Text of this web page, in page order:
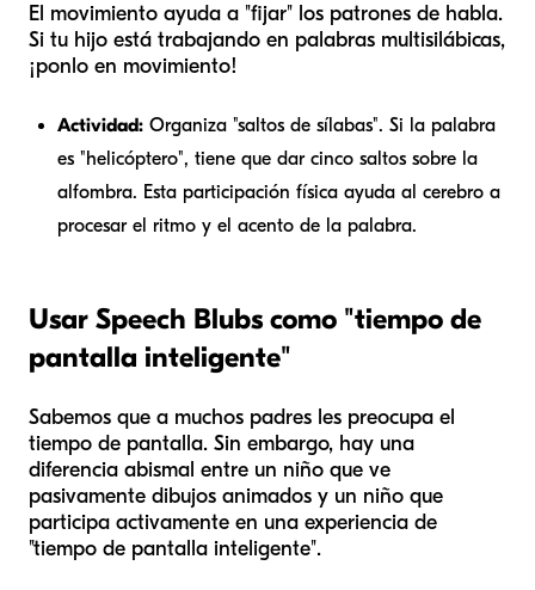
El movimiento ayuda a "fijar" los patrones de habla.
Si tu hijo está trabajando en palabras multisilábicas,
¡ponlo en movimiento!
Actividad: Organiza "saltos de sílabas". Si la palabra
es "helicóptero", tiene que dar cinco saltos sobre la
alfombra. Esta participación física ayuda al cerebro a
procesar el ritmo y el acento de la palabra.
Usar Speech Blubs como "tiempo de
pantalla inteligente"
Sabemos que a muchos padres les preocupa el
tiempo de pantalla. Sin embargo, hay una
diferencia abismal entre un niño que ve
pasivamente dibujos animados y un niño que
participa activamente en una experiencia de
"tiempo de pantalla inteligente".